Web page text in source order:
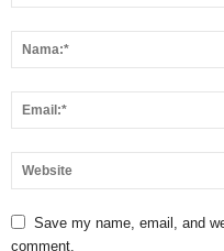
Save my name, email, and
comment.